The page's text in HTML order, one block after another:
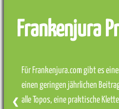
Frankenjura
Für Frankenjura.com gibt es
einen geringen jährlichen
alle Topos, eine praktische
❮